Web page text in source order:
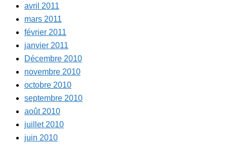
avril 2011
mars 2011
février 2011
janvier 2011
Décembre 2010
novembre 2010
octobre 2010
septembre 2010
août 2010
juillet 2010
juin 2010